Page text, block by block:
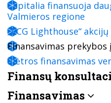
Capitalia finansuoja
Valmieros regione
„RCG Lighthouse“
Finansavimas
Plėtros finansavimas
Finansų
Finansavimas